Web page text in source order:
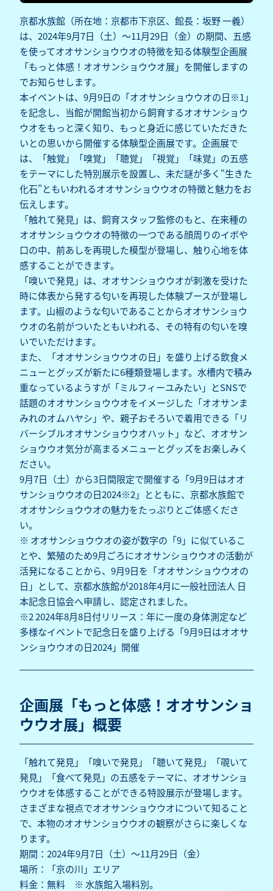
京都水族館（所在地：京都市下京区、館長：坂野 一義）
は、2024年9月7日（土）～11月29日（金）の期間、五感
を使ってオオサンショウウオの特徴を知る体験型企画展
「もっと体感！オオサンショウウオ展」を開催しますの
でお知らせします。
本イベントは、9月9日の「オオサンショウウオの日※1」
を記念し、当館が開館当初から飼育するオオサンショウ
ウオをもっと深く知り、もっと身近に感じていただきた
いとの思いから開催する体験型企画展です。企画展で
は、「触覚」「嗅覚」「聴覚」「視覚」「味覚」の五感
をテーマにした特別展示を設置し、未だ謎が多く“生きた
化石”ともいわれるオオサンショウウオの特徴と魅力をお
伝えします。
「触れて発見」は、飼育スタッフ監修のもと、在来種の
オオサンショウウオの特徴の一つである顔周りのイボや
口の中、前あしを再現した模型が登場し、触り心地を体
感することができます。
「嗅いで発見」は、オオサンショウウオが刺激を受けた
時に体表から発する匂いを再現した体験ブースが登場し
ます。山椒のような匂いであることからオオサンショウ
ウオの名前がついたともいわれる、その特有の匂いを嗅
いでいただけます。
また、「オオサンショウウオの日」を盛り上げる飲食メ
ニューとグッズが新たに6種類登場します。水槽内で積み
重なっているようすが「ミルフィーユみたい」とSNSで
話題のオオサンショウウオをイメージした「オオサンま
みれのオムハヤシ」や、親子おそろいで着用できる「リ
バーシブルオオサンショウウオハット」など、オオサン
ショウウオ気分が高まるメニューとグッズをお楽しみく
ださい。
9月7日（土）から3日間限定で開催する「9月9日はオオ
サンショウウオの日2024※2」とともに、京都水族館で
オオサンショウウオの魅力をたっぷりとご体感くださ
い。
※ オオサンショウウオの姿が数字の「9」に似ているこ
とや、繁殖のため9月ごろにオオサンショウウオの活動が
活発になることから、9月9日を「オオサンショウウオの
日」として、京都水族館が2018年4月に一般社団法人 日
本記念日協会へ申請し、認定されました。
※22024年8月8日付リリース：年に一度の身体測定など
多様なイベントで記念日を盛り上げる「9月9日はオオサ
ンショウウオの日2024」開催
企画展「もっと体感！オオサンショ
ウウオ展」概要
「触れて発見」「嗅いで発見」「聴いて発見」「覗いて
発見」「食べて発見」の五感をテーマに、オオサンショ
ウウオを体感することができる特設展示が登場します。
さまざまな視点でオオサンショウウオについて知ること
で、本物のオオサンショウウオの観察がさらに楽しくな
ります。
期間：2024年9月7日（土）～11月29日（金）
場所：「京の川」エリア
料金：無料 ※ 水族館入場料別。